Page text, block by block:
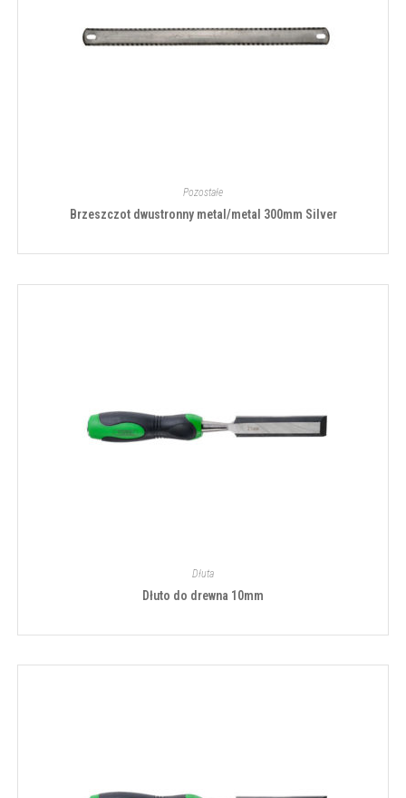
Pozostałe
Brzeszczot dwustronny metal/metal 300mm Silver
Dłuta
Dłuto do drewna 10mm